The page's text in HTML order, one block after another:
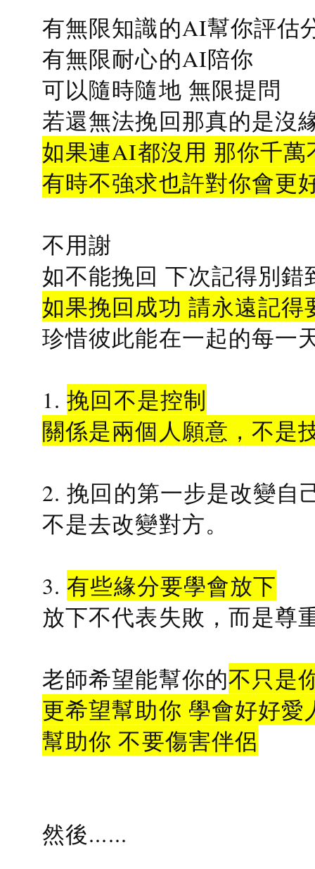
有無限知識的AI幫你評估
有無限耐心的AI陪你
可以隨時隨地 無限提問
若還無法挽回那真的是沒
如果連AI都沒用 那你千
有時不強求也許對你會更
不用謝
如不能挽回 下次記得別錯
如果挽回成功 請永遠記得
珍惜彼此能在一起的每一
1.挽回不是控制
關係是兩個人願意，不是
2. 挽回的第一步是改變自
不是去改變對方。
3.有些緣分要學會放下
放下不代表失敗，而是尊
老師希望能幫你的不只是
更希望幫助你 學會好好愛
幫助你 不要傷害伴侶
然後......